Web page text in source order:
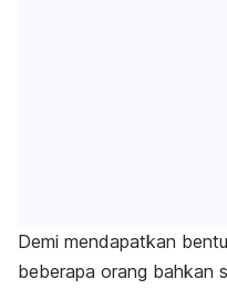
Demi mendapatkan
beberapa orang bahkan